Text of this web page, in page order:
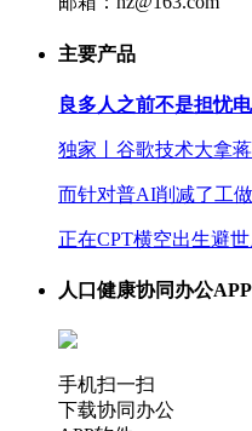
主要产品
良多人之前不是担忧
独家丨谷歌技术大拿
而针对普AI削减了工
正在CPT横空出生避
人口健康协同办公APP
手机扫一扫
下载协同办公